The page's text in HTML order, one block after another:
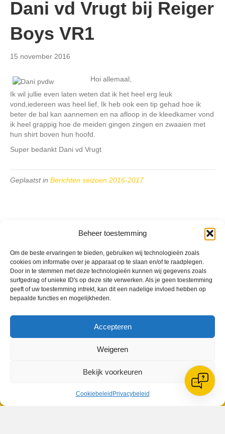
Beheer toestemming
Om de beste ervaringen te bieden, gebruiken wij technologieën zoals
cookies om informatie over je apparaat op te slaan en/of te raadplegen.
Door in te stemmen met deze technologieën kunnen wij gegevens zoals
surfgedrag of unieke ID's op deze site verwerken. Als je geen toestemming
geeft of uw toestemming intrekt, kan dit een nadelige invloed hebben op
bepaalde functies en mogelijkheden.
Accepteren
Weigeren
Bekijk voorkeuren
Cookiebeleid Privacybeleid
Dani vd Vrugt bij Reiger
Boys VR1
15 november 2016
Hoi allemaal,
Ik wil jullie even laten weten dat ik het heel erg leuk
vond,iedereen was heel lief, Ik heb ook een tip gehad hoe ik
beter de bal kan aannemen en na afloop in de kleedkamer vond
ik heel grappig hoe de meiden gingen zingen en zwaaien met
hun shirt boven hun hoofd.
Super bedankt Dani vd Vrugt
Geplaatst in Berichten seizoen 2016-2017
De Wending, Lotte Beesedijk 1
1705 NA Heerhugowaard
Google maps route
Reglementen
Cookiebeleid